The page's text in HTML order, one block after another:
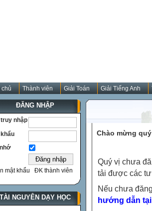
chủ Thành viên Giải Toán Giải Tiếng Anh
ĐĂNG NHẬP
nhập
mật khẩu ĐK thành viên
TÀI NGUYÊN DẠY HỌC
Chào mừng
Quý vị chưa
tải được các
Nếu chưa
hướng dẫn